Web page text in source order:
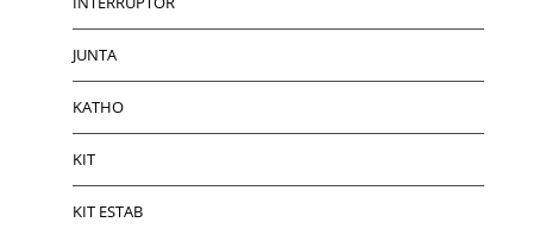
JUNTA
KATHO
KIT
KIT ESTAB